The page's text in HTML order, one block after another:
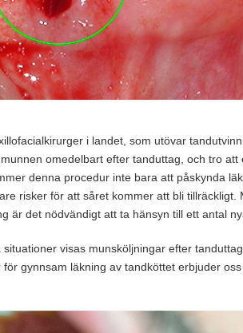
i landet, som utövar
omedelbart efter tanduttag, och tro att
denna procedur inte bara att påskynda
risker för att såret kommer att bli tillräckligt.
är det nödvändigt att ta hänsyn till ett antal
visas munsköljningar efter
gynnsam läkning av tandköttet erbjuder